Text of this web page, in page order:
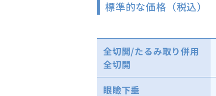
標準的な価格（税込）
全切開/たるみ取り併用
全切開
眼瞼下垂